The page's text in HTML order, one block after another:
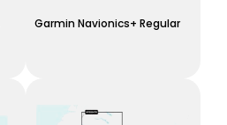
Garmin Navionics+ Regular